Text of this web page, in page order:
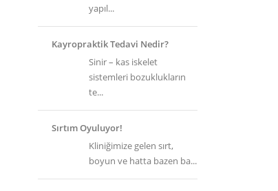
yapıl...
Kayropraktik Tedavi Nedir?
Sinir – kas iskelet
sistemleri bozuklukların
te...
Sırtım Oyuluyor!
Kliniğimize gelen sırt,
boyun ve hatta bazen ba...